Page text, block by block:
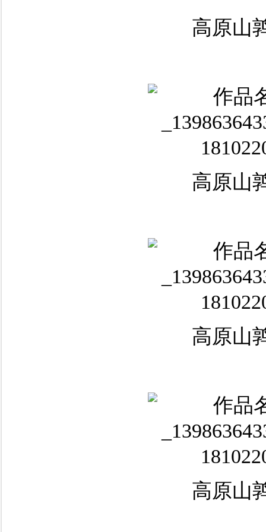
高原山
高原山
高原山
高原山